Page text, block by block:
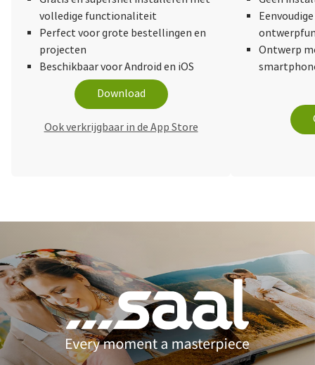
volledige functionaliteit
Perfect voor grote bestellingen en
projecten
Beschikbaar voor Android en iOS
Download
Ook verkrijgbaar in de App Store
Ontwerp